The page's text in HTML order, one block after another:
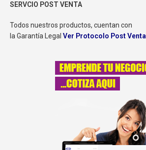
SERVCIO POST VENTA
Todos nuestros productos, cuentan con
la Garantía Legal Ver Protocolo Post Venta